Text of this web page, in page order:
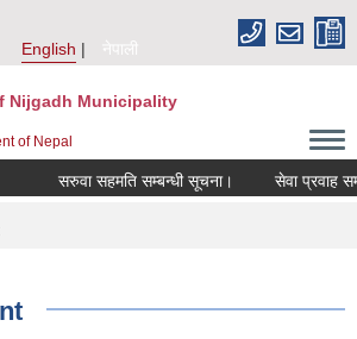
English
नेपाली
Nijgadh Municipality
of Nepal
सरुवा सहमति सम्बन्धी सूचना। सेवा प्रवाह